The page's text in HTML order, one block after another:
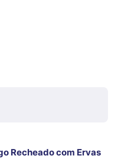
Recheado com Ervas